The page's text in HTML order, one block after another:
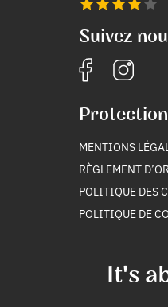
It's
Suivez
MENTIONS
RÈGLEMENT
POLITIQUE DES
POLITIQUE DE